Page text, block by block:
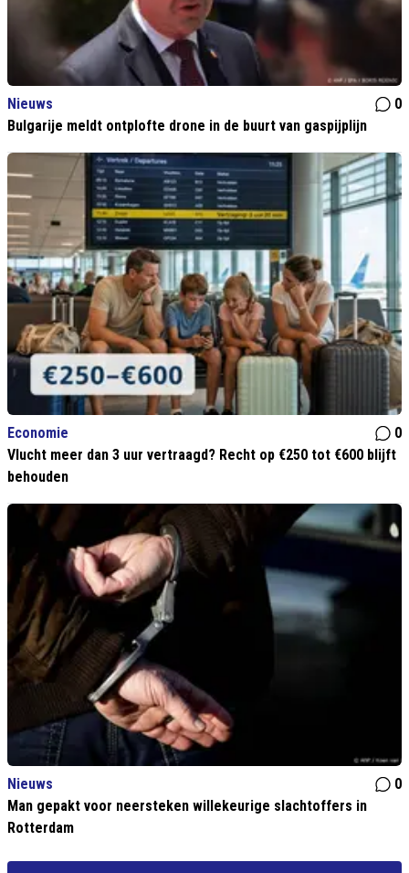
Nieuws
0
Bulgarije meldt ontplofte drone in de buurt van gaspijplijn
Economie
0
Vlucht meer dan 3 uur vertraagd? Recht op €250 tot €600 blijft
behouden
Nieuws
0
Man gepakt voor neersteken willekeurige slachtoffers in
Rotterdam